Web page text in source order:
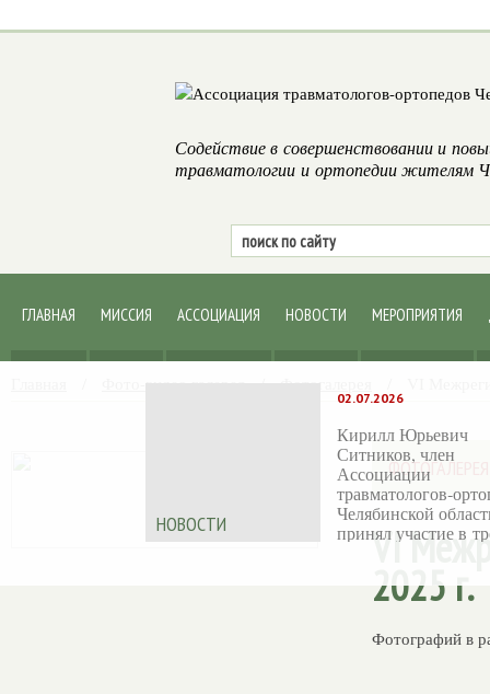
Содействие в совершенствовании и
травматологии и ортопедии жителям
ГЛАВНАЯ МИССИЯ АССОЦИАЦИЯ НОВОСТИ МЕРОПРИЯТИЯ
02.07.2026
Кирилл Юрьевич
Ситников, член
Ассоциации
Челябинской
принял участие в
образовательной
«Артромастер—
Обучающее
НОВОСТИ
Фото-видео галерея / Фотогалерея
ФОТОГАЛЕРЕЯ
VI
2025 г.
Фотографий в